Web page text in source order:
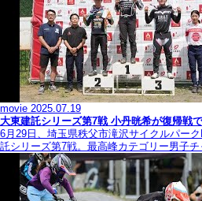
movie 2025.07.19
大東建託シリーズ第7戦 ⼩丹晄希が復帰戦
6月29日、埼玉県秩父市滝沢サイクルパー
託シリーズ第7戦。最高峰カテゴリー男子